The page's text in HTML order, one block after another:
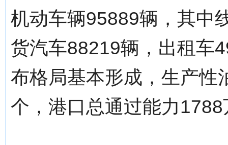
机动车辆95889辆，其中
货汽车88219辆，出租车
布格局基本形成，生产性
个，港口总通过能力1788